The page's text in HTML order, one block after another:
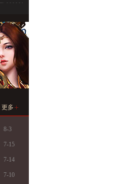
更多 +
8-3
7-15
7-14
7-10